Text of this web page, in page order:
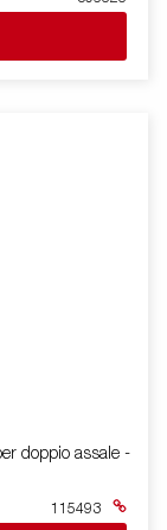
doppio assale -
115493